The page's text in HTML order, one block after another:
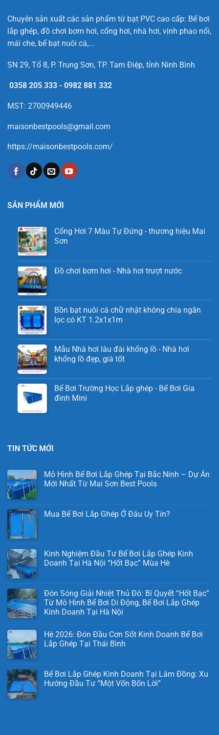
Chuyên sản xuất các sản phẩm từ bạt PVC cao cấp: Bể bơi
lắp ghép, đồ chơi bơm hơi, cổng hơi, nhà hơi, vịnh phao nổi,
mái che, bể bạt nuôi cá,...
SN 29, Tổ 8, P. Trung Sơn, TP. Tam Điệp, tỉnh Ninh Bình
0358 205 333 - 0982 881 332
MST: 2700949446
maisonbestpools@gmail.com
https://maisonbestpools.com/
SẢN PHẨM MỚI
Cổng Hơi 7 Màu Tự Đứng - thương hiệu Mai
Sơn
Đồ chơi bơm hơi - Nhà hơi trượt nước
Bồn bạt nuôi cá chữ nhật không chia ngăn
lọc có KT 1.2x1x1m
Mẫu Nhà hơi lâu đài khổng lồ - Nhà hơi
khổng lồ đẹp, giá tốt
Bể Bơi Trường Học Lắp ghép - Bể Bơi Gia
đình Mini
TIN TỨC MỚI
Mô Hình Bể Bơi Lắp Ghép Tại Bắc Ninh – Dự Án
Mới Nhất Từ Mai Sơn Best Pools
Mua Bể Bơi Lắp Ghép Ở Đâu Uy Tín?
Kinh Nghiệm Đầu Tư Bể Bơi Lắp Ghép Kinh
Doanh Tại Hà Nội “Hốt Bạc” Mùa Hè
Đón Sóng Giải Nhiệt Thủ Đô: Bí Quyết “Hốt Bạc”
Từ Mô Hình Bể Bơi Di Động, Bể Bơi Lắp Ghép
Kinh Doanh Tại Hà Nội
Hè 2026: Đón Đầu Cơn Sốt Kinh Doanh Bể Bơi
Lắp Ghép Tại Thái Bình
Bể Bơi Lắp Ghép Kinh Doanh Tại Lâm Đồng: Xu
Hướng Đầu Tư “Một Vốn Bốn Lời”